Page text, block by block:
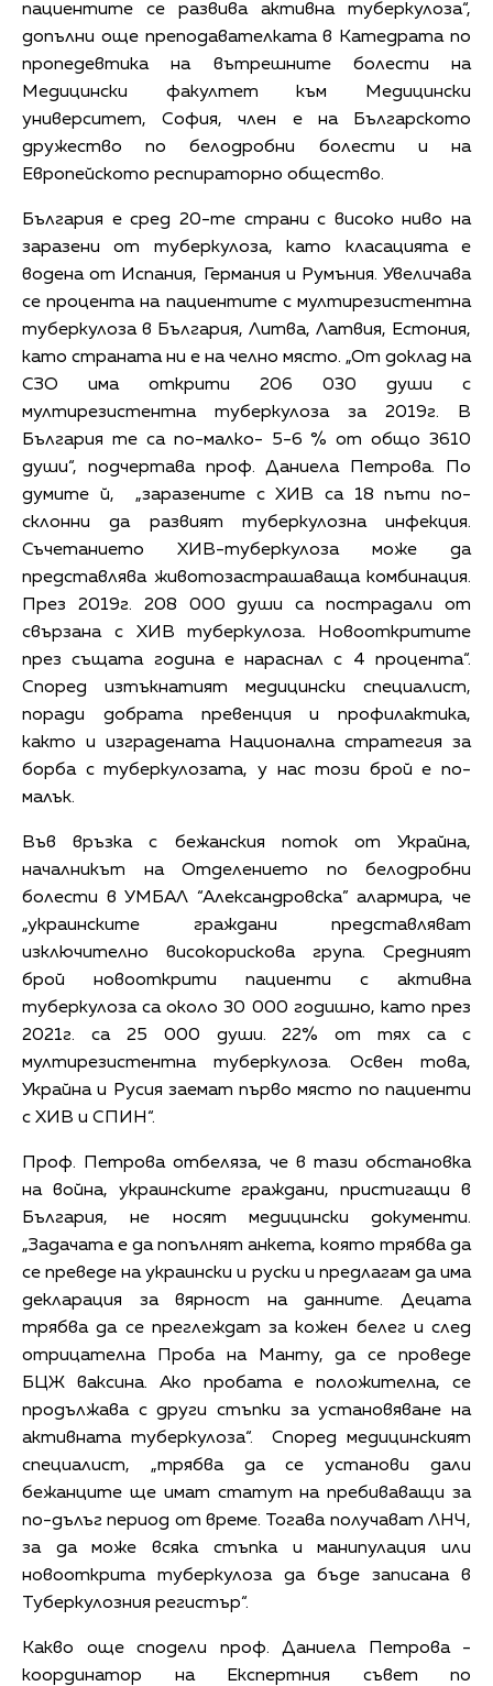
пациентите се развива активна туберкулоза“,
допълни още прeподавателката в Катедрата по
пропедевтика на вътрешните болести на
Медицински факултет към Медицински
университет, София, член е на Българското
дружество по белодробни болести и на
Европейското респираторно общество.
България е сред 20-те страни с високо ниво на
заразени от туберкулоза, като класацията е
водена от Испания, Германия и Румъния. Увеличава
се процента на пациентите с мултирезистентна
туберкулоза в България, Литва, Латвия, Естония,
като страната ни е на челно място. „От доклад на
СЗО има открити 206 030 души с
мултирезистентна туберкулоза за 2019г. В
България те са по-малко- 5-6 % от общо 3610
души“, подчертава проф. Даниела Петрова. По
думите й, „заразените с ХИВ са 18 пъти по-
склонни да развият туберкулозна инфекция.
Съчетанието ХИВ-туберкулоза може да
представлява животозастрашаваща комбинация.
През 2019г. 208 000 души са пострадали от
свързана с ХИВ туберкулоза.
Новооткритите
през същата година е нараснал с 4 процента“.
Според изтъкнатият медицински специалист,
поради добрата превенция и профилактика,
както и изградената Национална стратегия за
борба с туберкулозата, у нас този брой е по-
малък.
Във връзка с бежанския поток от Украйна,
началникът на Отделението по белодробни
болести в УМБАЛ “Александровска” алармира, че
„украинските граждани представляват
изключително високорискова група. Средният
брой новооткрити пациенти с активна
туберкулоза са около 30 000 годишно, като през
2021г. са 25 000 души. 22% от тях са с
мултирезистентна туберкулоза. Освен това,
Украйна и Русия заемат първо място по пациенти
с ХИВ и СПИН“.
Проф. Петрова отбеляза, че в тази обстановка
на война, украинските граждани, пристигащи в
България, не носят медицински документи.
„Задачата е да попълнят анкета, която трябва да
се преведе на украински и руски и предлагам да има
декларация за вярност на данните. Децата
трябва да се преглеждат за кожен белег и след
отрицателна Проба на Манту, да се проведе
БЦЖ ваксина. Ако пробата е положителна, се
продължава с други стъпки за установяване на
активната туберкулоза“. Според медицинският
специалист, „трябва да се установи дали
бежанците ще имат статут на пребиваващи за
по-дълъг период от време. Тогава получават ЛНЧ,
за да може всяка стъпка и манипулация или
новооткрита туберкулоза да бъде записана в
Туберкулозния регистър“.
Какво още сподели проф. Даниела Петрова -
координатор на Експертния съвет по